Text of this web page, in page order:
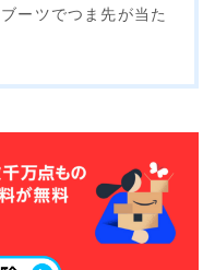
ーツでつま先が当た